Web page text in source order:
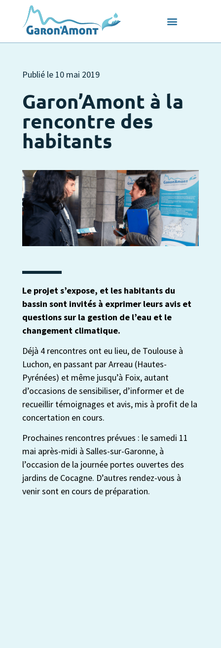
Publié le 10 mai 2019
Garon’Amont à la
rencontre des
habitants
Le projet s’expose, et les habitants du
bassin sont invités à exprimer leurs avis et
questions sur la gestion de l’eau et le
changement climatique.
Déjà 4 rencontres ont eu lieu, de Toulouse à
Luchon, en passant par Arreau (Hautes-
Pyrénées) et même jusqu’à Foix, autant
d’occasions de sensibiliser, d’informer et de
recueillir témoignages et avis, mis à profit de la
concertation en cours.
Prochaines rencontres prévues : le samedi 11
mai après-midi à Salles-sur-Garonne, à
l’occasion de la journée portes ouvertes des
jardins de Cocagne. D’autres rendez-vous à
venir sont en cours de préparation.